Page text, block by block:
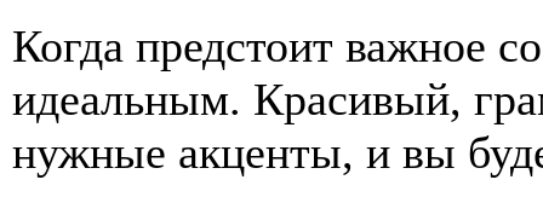
Когда предстоит важное
идеальным. Красивый,
нужные акценты, и вы